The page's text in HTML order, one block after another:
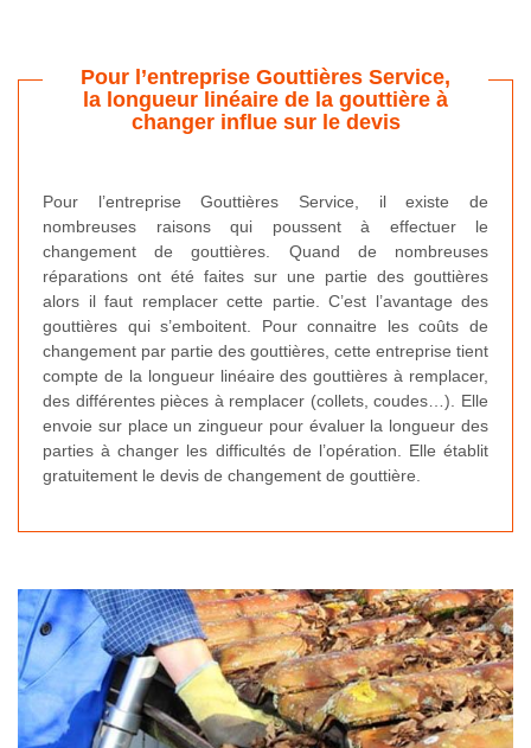
Pour l’entreprise Gouttières Service,
la longueur linéaire de la gouttière à
changer influe sur le devis
Pour l’entreprise Gouttières Service, il existe de
nombreuses raisons qui poussent à effectuer le
changement de gouttières. Quand de nombreuses
réparations ont été faites sur une partie des gouttières
alors il faut remplacer cette partie. C’est l’avantage des
gouttières qui s’emboitent. Pour connaitre les coûts de
changement par partie des gouttières, cette entreprise tient
compte de la longueur linéaire des gouttières à remplacer,
des différentes pièces à remplacer (collets, coudes…). Elle
envoie sur place un zingueur pour évaluer la longueur des
parties à changer les difficultés de l’opération. Elle établit
gratuitement le devis de changement de gouttière.